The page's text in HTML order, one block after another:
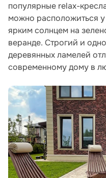
популярные relax-
можно расположиться
ярким солнцем на
веранде. Строгий и
деревянных ламелей
современному дому в